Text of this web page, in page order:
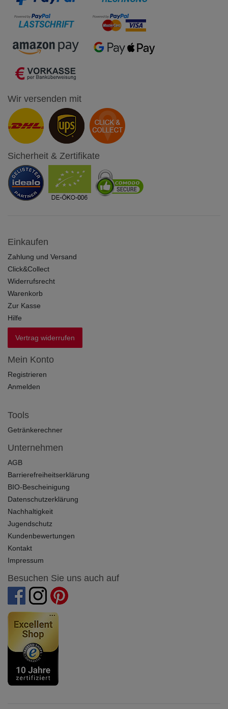
Wir versenden mit
Sicherheit & Zertifikate
Einkaufen
Zahlung und Versand
Click&Collect
Widerrufsrecht
Warenkorb
Zur Kasse
Hilfe
Vertrag widerrufen
Mein Konto
Registrieren
Anmelden
Tools
Getränkerechner
Unternehmen
AGB
Barrierefreiheitserklärung
BIO-Bescheinigung
Datenschutzerklärung
Nachhaltigkeit
Jugendschutz
Kundenbewertungen
Kontakt
Impressum
Besuchen Sie uns auch auf